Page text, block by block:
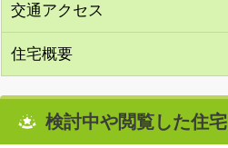
交通アクセス
住宅概要
検討中や閲覧した住宅